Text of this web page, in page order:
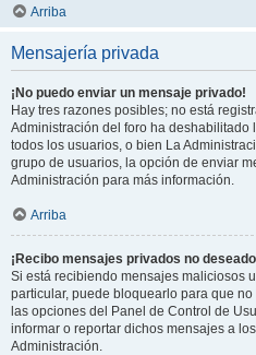
Arriba
Mensajería privada
¡No puedo enviar un mensaje privado!
Hay tres razones posibles; no está
Administración del foro ha
todos los usuarios, o bien La
grupo de usuarios, la opción de enviar
Administración para más información.
Arriba
¡Recibo mensajes privados no
Si está recibiendo mensajes maliciosos
particular, puede bloquearlo para que
las opciones del Panel de Control de
informar o reportar dichos mensajes a
Administración.